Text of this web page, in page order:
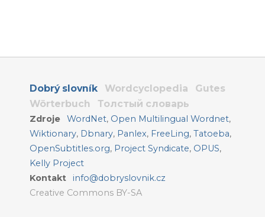
Dobrý slovník Wordcyclopedia
Gutes
Wörterbuch
Толстый словарь
Zdroje WordNet, Open Multilingual Wordnet,
Wiktionary, Dbnary, Panlex, FreeLing, Tatoeba,
OpenSubtitles.org, Project Syndicate, OPUS,
Kelly Project
Kontakt
info@dobryslovnik.cz
Creative Commons BY-SA